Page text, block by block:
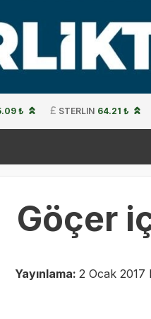
₺ STERLIN 64.21 ₺
Göçer
Yayınlama: 2 Ocak 2017